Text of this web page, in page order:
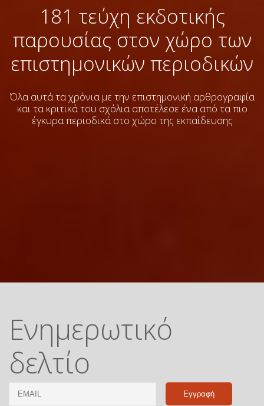
181 τεύχη εκδοτικής
παρουσίας στον χώρο των
επιστημονικών περιοδικών
Όλα αυτά τα χρόνια με την επιστημονική αρθρογραφία
και τα κριτικά του σχόλιααποτέλεσε ένα από τα πιο
έγκυρα περιοδικά στο χώρο της εκπαίδευσης
Ενημερωτικό
δελτίο
Email